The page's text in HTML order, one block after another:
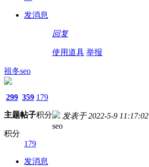
发消息
回复
使用道具 举报
祖冬seo
299
主题
359
帖子
179
积分
积分
179
发消息
发表于 2022-5-9 11:17:02
seo